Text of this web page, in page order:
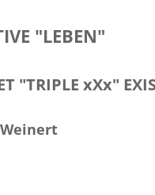
"LEBEN"
"TRIPLE xXx"